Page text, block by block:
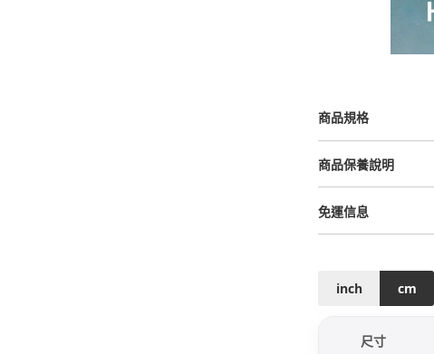
商品規格
商品保養說明
免運信息
inch cm
尺寸